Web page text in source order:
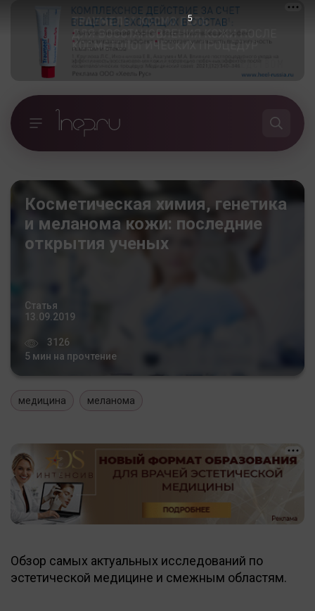
Косметическая химия, генетика
и меланома кожи: последние
открытия ученых
Статья
13.09.2019
3126
5 мин на прочтение
медицина меланома
Обзор самых актуальных исследований по
эстетической медицине и смежным областям.
3